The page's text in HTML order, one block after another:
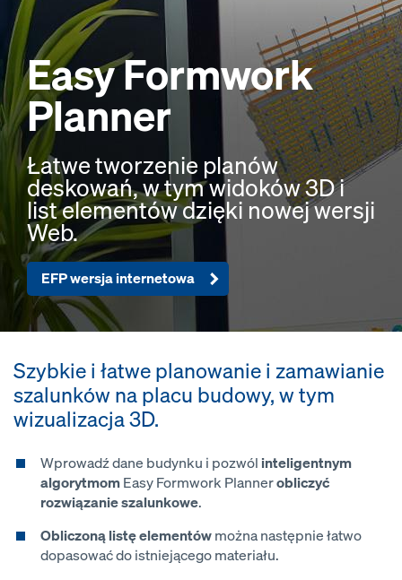
Easy Formwork
Planner
Łatwe tworzenie planów
deskowań, w tym widoków 3D i
list elementów dzięki nowej wersji
Web.
EFP wersja internetowa
Szybkie i łatwe planowanie i zamawianie
szalunków na placu budowy, w tym
wizualizacja 3D.
Wprowadź dane budynku i pozwól inteligentnym
algorytmomEasy Formwork Plannerobliczyć
rozwiązanie szalunkowe.
Obliczoną listę elementówmożna następnie łatwo
dopasować do istniejącego materiału.